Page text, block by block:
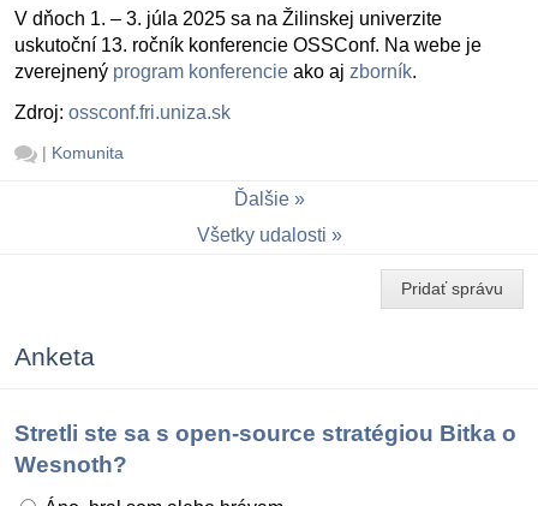
V dňoch 1. – 3. júla 2025 sa na Žilinskej univerzite
uskutoční 13. ročník konferencie OSSConf. Na webe je
zverejnený program konferencie ako aj zborník.
Zdroj: ossconf.fri.uniza.sk
| Komunita
Ďalšie
Všetky udalosti
Pridať správu
Anketa
Stretli ste sa s open-source stratégiou Bitka o
Wesnoth?